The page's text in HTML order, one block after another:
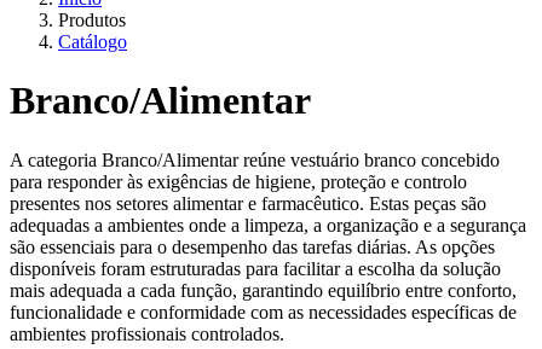
Produtos
Catálogo
Branco/Alimentar
A categoria Branco/Alimentar reúne vestuário branco concebido
para responder às exigências de higiene, proteção e controlo
presentes nos setores alimentar e farmacêutico. Estas peças são
adequadas a ambientes onde a limpeza, a organização e a segurança
são essenciais para o desempenho das tarefas diárias. As opções
disponíveis foram estruturadas para facilitar a escolha da solução
mais adequada a cada função, garantindo equilíbrio entre conforto,
funcionalidade e conformidade com as necessidades específicas de
ambientes profissionais controlados.